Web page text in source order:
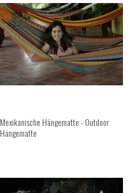
Mexikanische Hängematte - Outdoor
Hängematte